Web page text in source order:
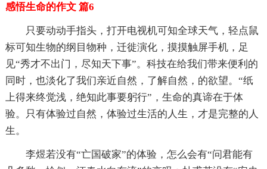
感悟生命的作文 篇6
只要动动手指头，打开电视机可知全球天气，轻点鼠
标可知生物的纲目物种，迁徙演化，摸摸触屏手机，足
见“秀才不出门，尽知天下事”。科技在给我们带来便利的
同时，也淡化了我们亲近自然，了解自然，的欲望。“纸
上得来终觉浅，绝知此事要躬行”，生命的真谛在于体
验。只有体验过自然，体验过生活的人生，才是完整的人
生。
李煜若没有“亡国破家”的体验，怎么会有“问君能有